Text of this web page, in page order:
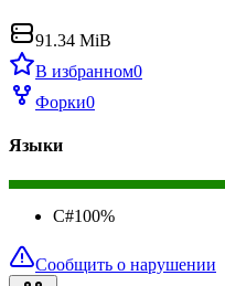
91.34 MiB
В избранном0
Форки0
Языки
C#100%
Сообщить о нарушении